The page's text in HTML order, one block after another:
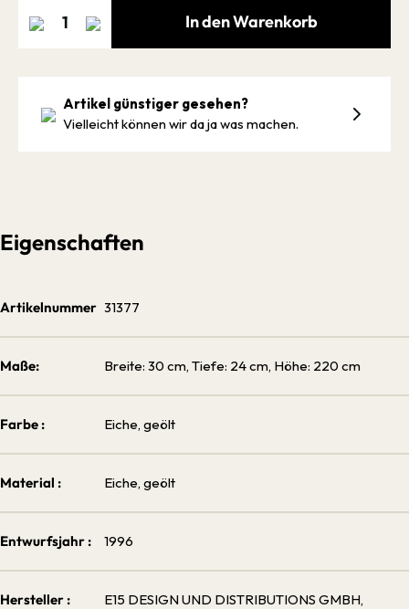
In den Warenkorb
Artikel günstiger gesehen?
Vielleicht können wir da ja was machen.
Eigenschaften
Artikelnummer 31377
Maße: Breite: 30 cm, Tiefe: 24 cm, Höhe: 220 cm
Farbe : Eiche, geölt
Material : Eiche, geölt
Entwurfsjahr : 1996
Hersteller :
E15 DESIGN UND DISTRIBUTIONS GMBH,